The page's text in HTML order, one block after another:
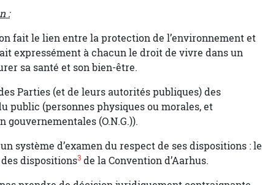
:
fait le lien entre la protection de l’environnement et
expressément à chacun le droit de vivre dans un
sa santé et son bien-être.
Parties (et de leurs autorités publiques) des
public (personnes physiques ou morales, et
(O.N.G.)).
système d’examen du respect de ses dispositions : le
dispositions3 de la Convention d’Aarhus.